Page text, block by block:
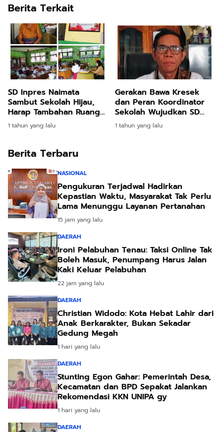
Berita Terkait
SD Inpres Naimata
Sambut Sekolah Hijau,
Harap Tambahan Ruang
Belajar
1 tahun yang lalu
Gerakan Bawa Kresek
dan Peran Koordinator
Sekolah Wujudkan SD
Katolik St. Arnoldus
Lingkungan Hijau dan
1 tahun yang lalu
Berita Terbaru
NASIONAL
Pengukuran Terjadwal Hadirkan
Kepastian Waktu, Masyarakat Tak Perlu
Lama Menunggu Layanan Pertanahan
15 jam yang lalu
DAERAH
Ironi Pelabuhan Tenau: Taksi Online Tak
Boleh Masuk, Penumpang Harus Jalan
Kaki Keluar Pelabuhan
22 jam yang lalu
DAERAH
Christian Widodo: Kota Hebat Lahir dari
Anak Berkarakter, Bukan Sekadar
Gedung Megah
1 hari yang lalu
DAERAH
Stunting Egon Gahar: Pemerintah Desa,
Kecamatan dan BPD Sepakat Jalankan
Rekomendasi KKN UNIPA gy
1 hari yang lalu
DAERAH